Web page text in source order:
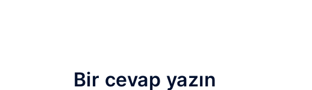
Bir cevap yazın